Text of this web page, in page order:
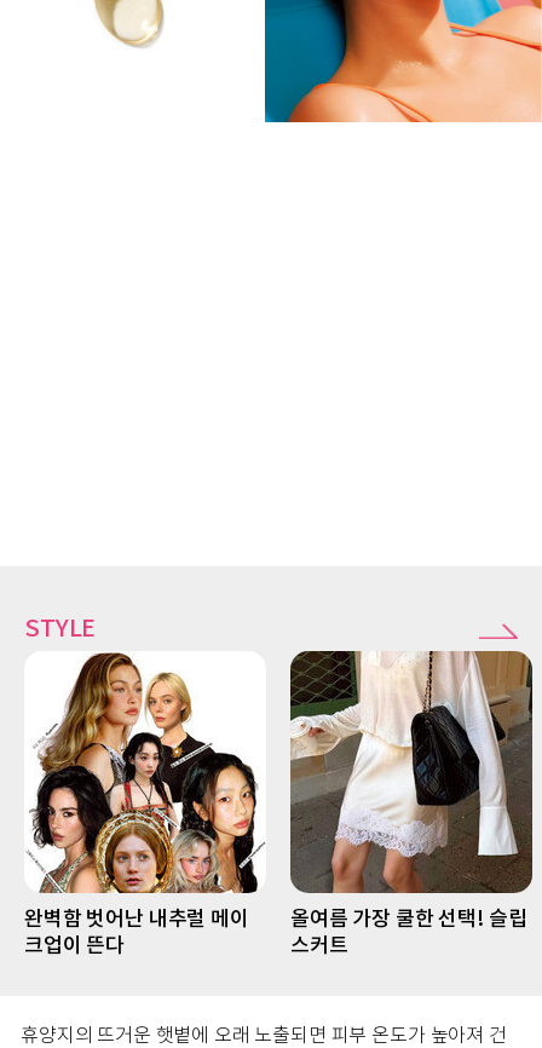
STYLE
완벽함 벗어난 내추럴 메이
크업이 뜬다
올여름 가장 쿨한 선택! 슬립
스커트
휴양지의 뜨거운 햇볕에 오래 노출되면 피부 온도가 높아져 건